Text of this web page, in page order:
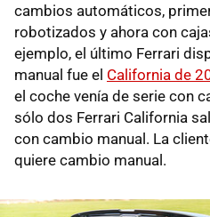
cambios automáticos,
robotizados y ahora con
ejemplo, el último Ferrari
manual fue el California de
el coche venía de serie con
sólo dos Ferrari California
con cambio manual. La
quiere cambio manual.